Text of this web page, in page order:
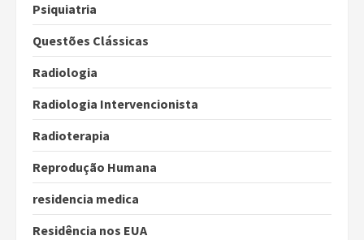
Psiquiatria
Questões Clássicas
Radiologia
Radiologia Intervencionista
Radioterapia
Reprodução Humana
residencia medica
Residência nos EUA